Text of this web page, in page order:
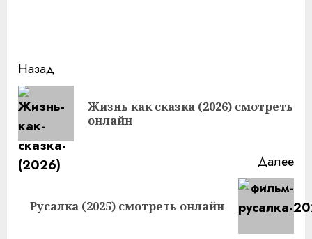
Продолжить
чтение
Назад
Жизнь как сказка (2026) смотреть
онлайн
Далее
Следующая
Русалка (2025) смотреть онлайн